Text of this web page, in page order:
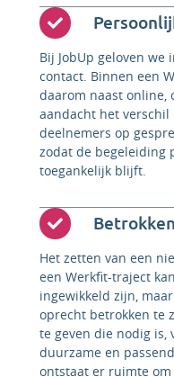
Bij JobUp geloven
contact. Binnen een
daarom naast online,
aandacht het verschil
deelnemers op
zodat de begeleiding
toegankelijk blijft.
Betrokken
Het zetten van een
een Werkfit-traject
ingewikkeld zijn,
oprecht betrokken te
te geven die nodig is,
duurzame en
ontstaat er ruimte